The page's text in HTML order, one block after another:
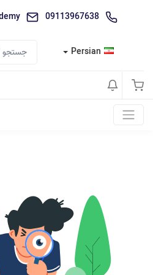
09113967638
Persian